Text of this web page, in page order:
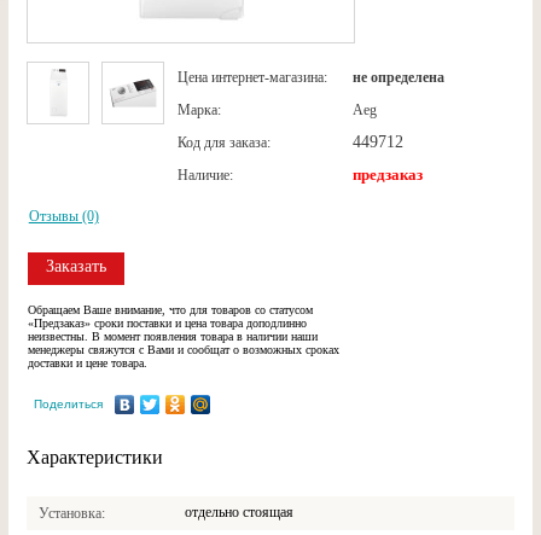
Цена интернет-магазина:
не определена
Марка:
Aeg
Код для заказа:
449712
Наличие: предзаказ
Отзывы (0)
Заказать
Обращаем Ваше внимание, что для товаров со статусом
«Предзаказ» сроки поставки и цена товара доподлинно
неизвестны. В момент появления товара в наличии наши
менеджеры свяжутся с Вами и сообщат о возможных сроках
доставки и цене товара.
Поделиться
Характеристики
Установка отдельно стоящая